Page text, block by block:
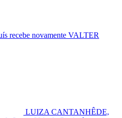
recebe novamente VALTER
LUIZA CANTANHÊDE,